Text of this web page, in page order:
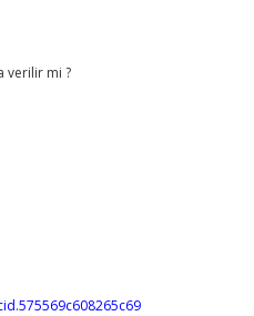
verilir mi ?